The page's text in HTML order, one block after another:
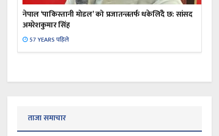
नेपाल ‘पाकिस्तानी मोडल’ को प्रजातन्त्रतर्फ धकेलिँदै छ: सांसद
अमरेशकुमार सिंह
57 YEARS पहिले
ताजा समाचार